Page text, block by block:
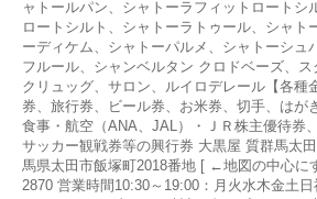
ャトールパン、シャトーラフィットロートシ
ロートシルト、シャトーラトゥール、シャト
ーディケム、シャトーパルメ、シャトーシュ
フルール、シャンベルタン クロドベーズ、ス
クリュッグ、サロン、ルイロデレール【各種
券、旅行券、ビール券、お米券、切手、はが
食事・航空（ANA、JAL）・ＪＲ株主優待券
サッカー観戦券等の興行券 大黒屋 質群馬太
馬県太田市飯塚町2018番地 [ ←地図の中心に
2870 営業時間10:30～19:00：月火水木金土